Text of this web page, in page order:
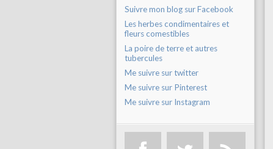
Suivre mon blog sur Facebook
Les herbes condimentaires et
fleurs comestibles
La poire de terre et autres
tubercules
Me suivre sur twitter
Me suivre sur Pinterest
Me suivre sur Instagram